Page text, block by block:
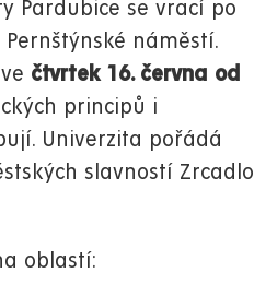
Pardubice se vrací po
náměstí.
čtvrtek 16. června od
principů i
Univerzita pořádá
slavností Zrcadlo
oblastí: